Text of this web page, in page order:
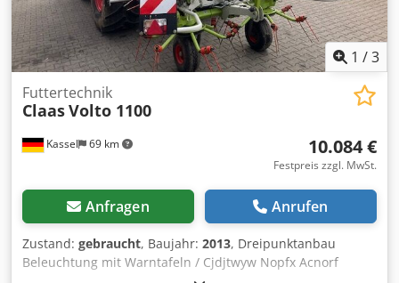
1 /3
Kassel 69 km
Futtertechnik
ClaasVolto 1100
10.084 €
Festpreis zzgl. MwSt.
Anfragen Anrufen
Zustand: gebraucht, Baujahr: 2013, Dreipunktanbau
Beleuchtung mit Warntafeln / Cjdjtwyw Nopfx Acnorf